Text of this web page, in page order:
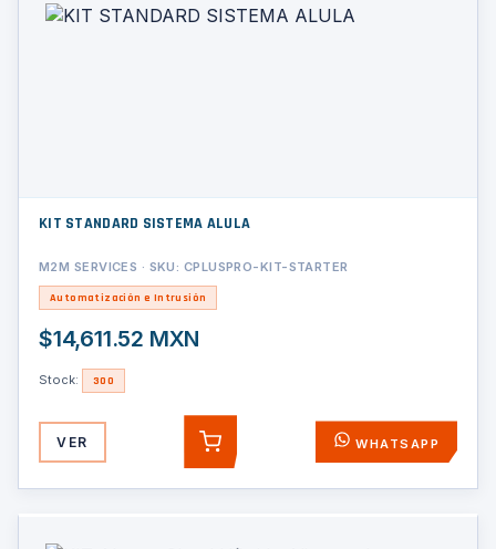
KIT STANDARD SISTEMA ALULA
M2M SERVICES · SKU: CPLUSPRO-KIT-STARTER
Automatización e Intrusión
$14,611.52 MXN
Stock: 300
VER AGREGAR WHATSAPP